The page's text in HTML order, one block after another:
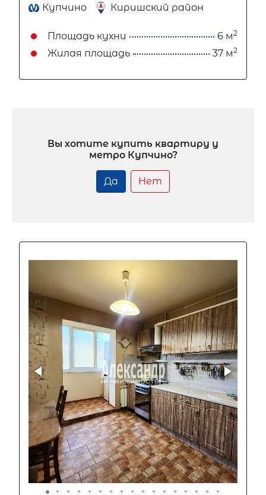
Купчино Киришский район
Площадь кухни 6 м2
Жилая площадь 37 м2
Вы хотите купить квартиру у
метро Купчино?
Да Нет